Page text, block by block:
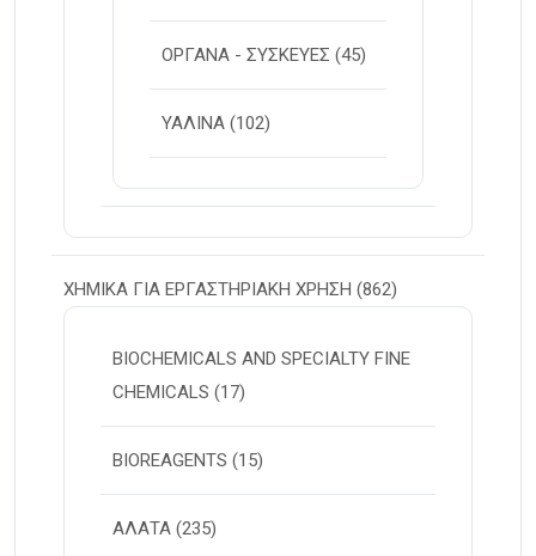
ΟΡΓΑΝΑ - ΣΥΣΚΕΥΕΣ (45)
ΥΑΛΙΝΑ (102)
ΧΗΜΙΚΑ ΓΙΑ ΕΡΓΑΣΤΗΡΙΑΚΗ ΧΡΗΣΗ (862)
BIOCHEMICALS AND SPECIALTY FINE
CHEMICALS (17)
BIOREAGENTS (15)
ΑΛΑΤΑ (235)